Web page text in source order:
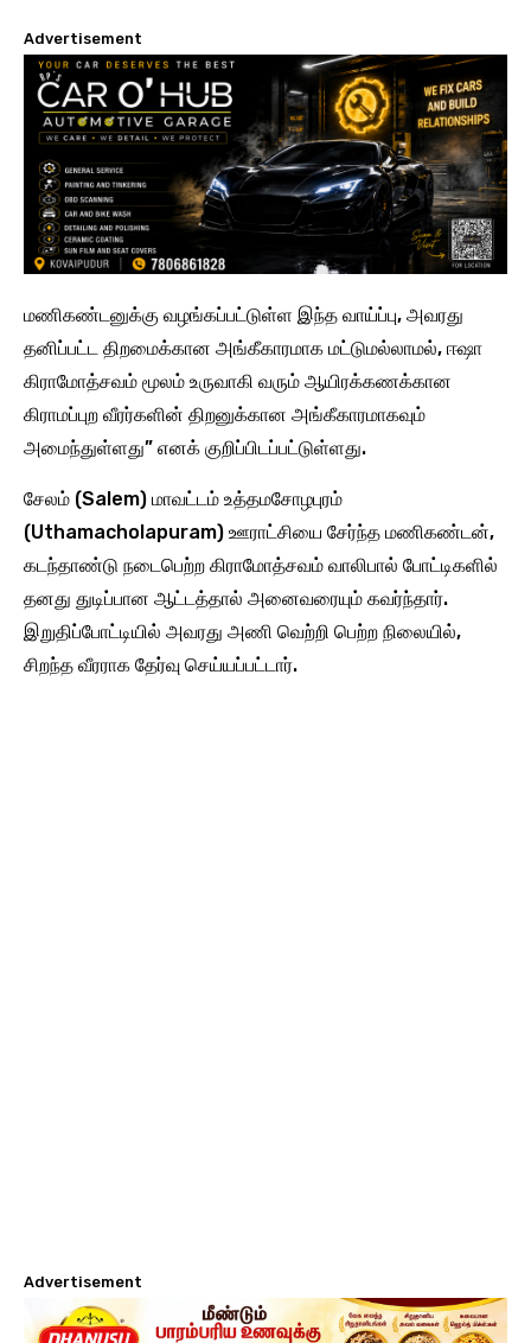
Advertisement
மணிகண்டனுக்கு வழங்கப்பட்டுள்ள இந்த வாய்ப்பு, அவரது
தனிப்பட்ட திறமைக்கான அங்கீகாரமாக மட்டுமல்லாமல், ஈஷா
கிராமோத்சவம் மூலம் உருவாகி வரும் ஆயிரக்கணக்கான
கிராமப்புற வீரர்களின் திறனுக்கான அங்கீகாரமாகவும்
அமைந்துள்ளது” எனக் குறிப்பிடப்பட்டுள்ளது.
சேலம் (Salem) மாவட்டம் உத்தமசோழபுரம்
(Uthamacholapuram) ஊராட்சியை சேர்ந்த மணிகண்டன்,
கடந்தாண்டு நடைபெற்ற கிராமோத்சவம் வாலிபால் போட்டிகளில்
தனது துடிப்பான ஆட்டத்தால் அனைவரையும் கவர்ந்தார்.
இறுதிப்போட்டியில் அவரது அணி வெற்றி பெற்ற நிலையில்,
சிறந்த வீரராக தேர்வு செய்யப்பட்டார்.
Advertisement